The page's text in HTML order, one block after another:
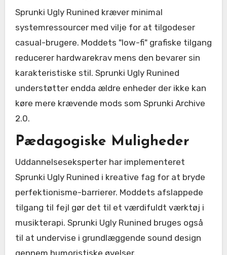
Sprunki Ugly Runined kræver minimal
systemressourcer med vilje for at tilgodeser
casual-brugere. Moddets "low-fi" grafiske tilgang
reducerer hardwarekrav mens den bevarer sin
karakteristiske stil. Sprunki Ugly Runined
understøtter endda ældre enheder der ikke kan
køre mere krævende mods som Sprunki Archive
2.0.
Pædagogiske Muligheder
Uddannelseseksperter har implementeret
Sprunki Ugly Runined i kreative fag for at bryde
perfektionisme-barrierer. Moddets afslappede
tilgang til fejl gør det til et værdifuldt værktøj i
musikterapi. Sprunki Ugly Runined bruges også
til at undervise i grundlæggende sound design
gennem humoristiske øvelser.